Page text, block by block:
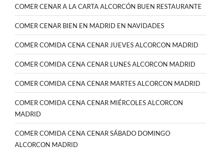
COMER CENAR A LA CARTA ALCORCÓN BUEN RESTAURANTE
COMER CENAR BIEN EN MADRID EN NAVIDADES
COMER COMIDA CENA CENAR JUEVES ALCORCON MADRID
COMER COMIDA CENA CENAR LUNES ALCORCON MADRID
COMER COMIDA CENA CENAR MARTES ALCORCON MADRID
COMER COMIDA CENA CENAR MIÉRCOLES ALCORCON
MADRID
COMER COMIDA CENA CENAR SÁBADO DOMINGO
ALCORCON MADRID